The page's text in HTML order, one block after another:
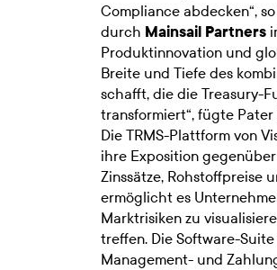
Compliance abdecken“,
durch Mainsail Partners
Produktinnovation und
Breite und Tiefe des
schafft, die die Treasury-
transformiert“, fügte Pater
Die TRMS-Plattform von
ihre Exposition
Zinssätze, Rohstoffpreise
ermöglicht es
Marktrisiken zu
treffen. Die Software-
Management- und